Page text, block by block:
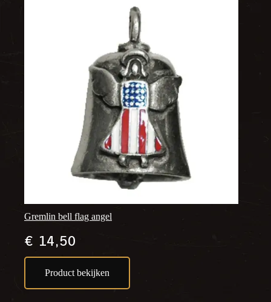
Gremlin bell flag angel
€14,50
Product bekijken